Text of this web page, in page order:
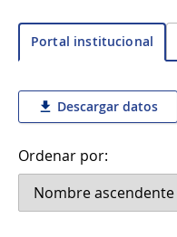
Portal institucional
Descargar datos
Ordenar por: